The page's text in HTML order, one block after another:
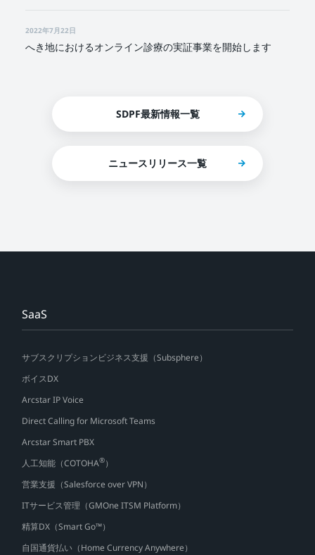
2022年7月22日
へき地におけるオンライン診療の実証事業を開始します
SDPF最新情報一覧
ニュースリリース一覧
SaaS
サブスクリプションビジネス支援（Subsphere）
ボイスDX
Arcstar IP Voice
Direct Calling for Microsoft Teams
Arcstar Smart PBX
人工知能（COTOHA®）
営業支援（Salesforce over VPN）
ITサービス管理（GMOne ITSM Platform）
精算DX（Smart Go™）
自国通貨払い（Home Currency Anywhere）